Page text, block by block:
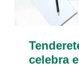
celebra